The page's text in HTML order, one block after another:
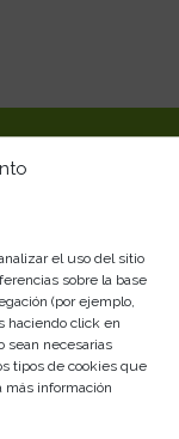
el uso del sitio
sobre la base
(por ejemplo,
haciendo click en
sean necesarias
tipos de cookies que
más información
lo primero en
siempre con